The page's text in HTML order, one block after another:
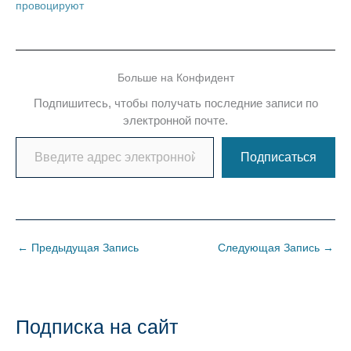
провоцируют
Больше на Конфидент
Подпишитесь, чтобы получать последние записи по
электронной почте.
Введите адрес электронной почты…
Подписаться
← Предыдущая Запись Следующая Запись →
Подписка на сайт